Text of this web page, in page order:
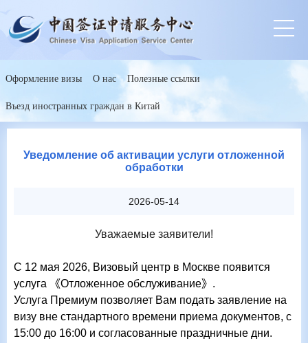
Оформление визы О нас Полезные ссылки
Въезд иностранных граждан в Китай
Уведомление об активации услуги отложенной
обработки
2026-05-14
Уважаемые заявители!
С 12 мая 2026, Визовый центр в Москве появится
услуга
《Отложенное обслуживание》 .
Услуга Премиум позволяет Вам подать заявление на
визу вне стандартного времени приема документов, с
15:00 до 16:00 и согласованные праздничные дни.